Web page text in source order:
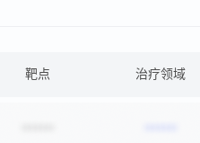
靶点 治疗领域